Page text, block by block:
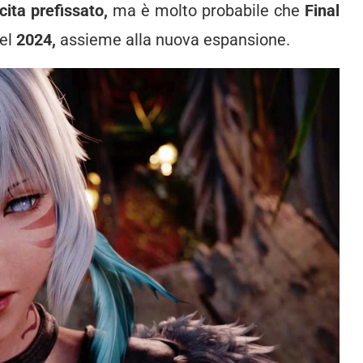
prefissato, ma è molto probabile che Final
2024, assieme alla nuova espansione.